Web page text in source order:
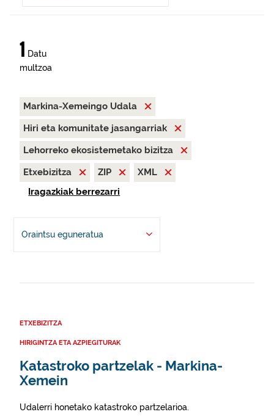
1 Datu
multzoa
Markina-Xemeingo Udala
Hiri eta komunitate jasangarriak
Lehorreko ekosistemetako bizitza
Etxebizitza
ZIP
XML
Iragazkiak berrezarri
Oraintsu eguneratua
ETXEBIZITZA
HIRIGINTZA ETA AZPIEGITURAK
Katastroko partzelak - Markina-
Xemein
Udalerri honetako katastroko partzelarioa.